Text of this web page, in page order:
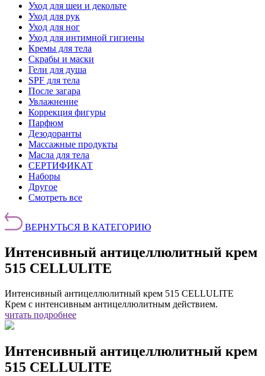
Уход для шеи и декольте
Уход для рук
Уход для ног
Уход для интимной гигиены
Кремы для тела
Скрабы и маски
Гели для душа
SPF для тела
После загара
Увлажнение
Коррекция фигуры
Парфюм
Дезодоранты
Массажные продукты
Масла для тела
СЕРТИФИКАТ
Наборы
Другое
Смотреть все
ВЕРНУТЬСЯ В КАТЕГОРИЮ
Интенсивный антицеллюлитный крем
515 CELLULITE
Интенсивный антицеллюлитный крем 515 CELLULITE
Крем с интенсивным антицеллюлитным действием.
читать подробнее
Интенсивный антицеллюлитный крем
515 CELLULITE